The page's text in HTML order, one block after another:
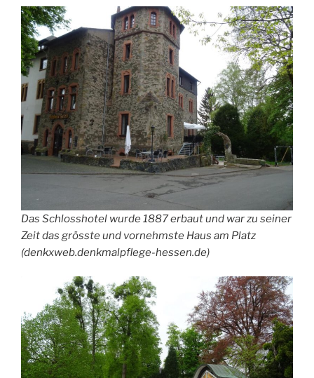
Das Schlosshotel wurde 1887 erbaut und war zu seiner
Zeit das grösste und vornehmste Haus am Platz
(denkxweb.denkmalpflege-hessen.de)